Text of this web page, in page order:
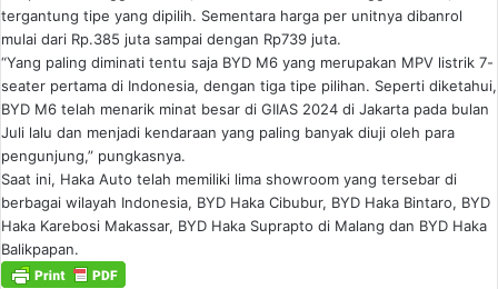
tergantung tipe yang dipilih. Sementara harga per unitnya dibanrol
mulai dari Rp.385 juta sampai dengan Rp739 juta.
“Yang paling diminati tentu saja BYD M6 yang merupakan MPV listrik 7-
seater pertama di Indonesia, dengan tiga tipe pilihan. Seperti diketahui,
BYD M6 telah menarik minat besar di GIIAS 2024 di Jakarta pada bulan
Juli lalu dan menjadi kendaraan yang paling banyak diuji oleh para
pengunjung,” pungkasnya.
Saat ini, Haka Auto telah memiliki lima showroom yang tersebar di
berbagai wilayah Indonesia, BYD Haka Cibubur, BYD Haka Bintaro, BYD
Haka Karebosi Makassar, BYD Haka Suprapto di Malang dan BYD Haka
Balikpapan.